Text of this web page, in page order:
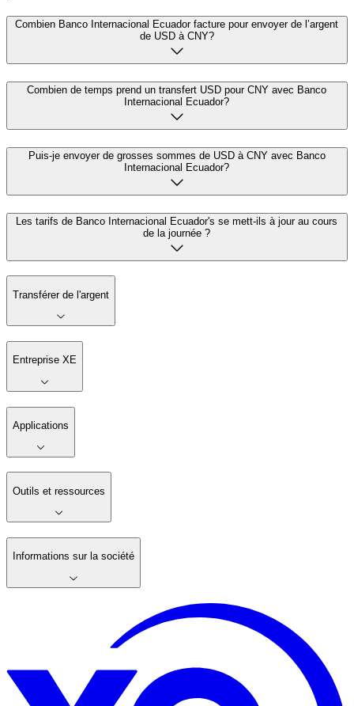
Combien Banco Internacional Ecuador facture pour envoyer de l’argent
de USD à CNY?
Combien de temps prend un transfert USD pour CNY avec Banco
Internacional Ecuador?
Puis-je envoyer de grosses sommes de USD à CNY avec Banco
Internacional Ecuador?
Les tarifs de Banco Internacional Ecuador's se mett-ils à jour au cours
de la journée ?
Transférer de l'argent
Entreprise XE
Applications
Outils et ressources
Informations sur la société